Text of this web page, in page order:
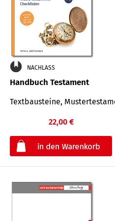
NACHLASS
Handbuch Testament
Textbausteine,
22,00 €